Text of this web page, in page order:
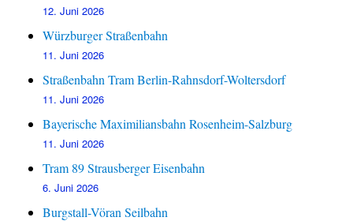
12. Juni 2026
Würzburger Straßenbahn
11. Juni 2026
Straßenbahn Tram Berlin-Rahnsdorf-Woltersdorf
11. Juni 2026
Bayerische Maximiliansbahn Rosenheim-Salzburg
11. Juni 2026
Tram 89 Strausberger Eisenbahn
6. Juni 2026
Burgstall-Vöran Seilbahn